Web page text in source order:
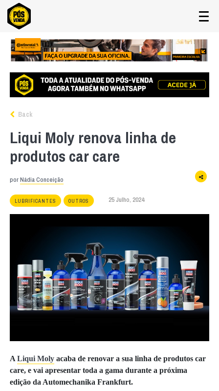
Back
Liqui Moly renova linha de
produtos car care
porNádia Conceição
LUBRIFICANTES OUTROS 25 Julho, 2024
A Liqui Moly acaba de renovar a sua linha de produtos car
care, e vai apresentar toda a gama durante a próxima
edição da Automechanika Frankfurt.